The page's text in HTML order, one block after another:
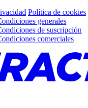
Política de cookies
generales
de suscripción
comerciales